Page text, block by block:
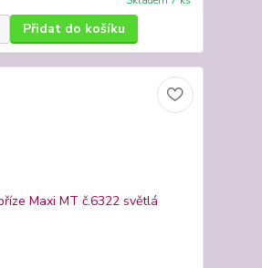
Přidat do košíku